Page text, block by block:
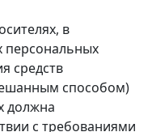
в
персональных
средств
способом)
должна
с требованиями